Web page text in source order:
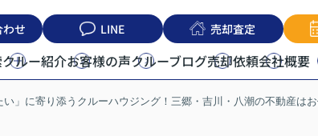
せ LINE 売却査定
クルー紹介お客様の声クルーブログ売却依頼会社概要
」に寄り添うクルーハウジング！三郷・吉川・八潮の不動産はお